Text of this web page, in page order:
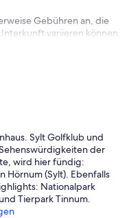
Gebühren an, die
variieren können.
Sylt Golfklub und
der
wird hier fündig:
Hörnum (Sylt). Ebenfalls
Nationalpark
Tierpark Tinnum.